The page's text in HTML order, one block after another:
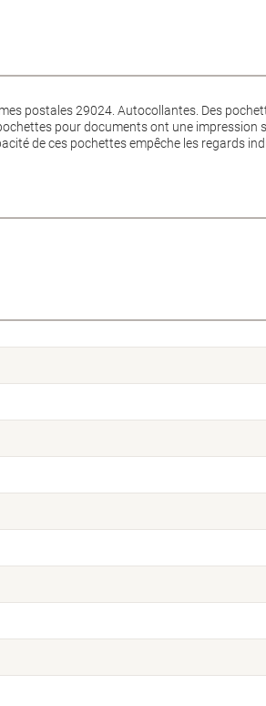
postales 29024. Autocollantes. Des
pour documents ont une
de ces pochettes empêche les regards